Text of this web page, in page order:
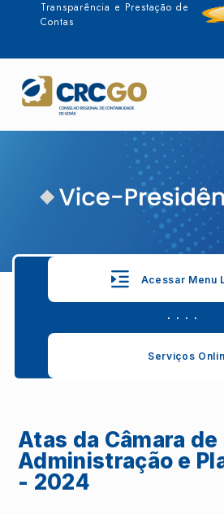
Transparência e Prestação de
Contas
Acessar Menu
. . . .
Serviços
Atas da Câmara de
Administração e
- 2024